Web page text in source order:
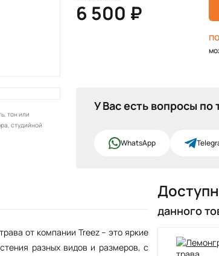
тон или
студийной
6 500 ₽
У Вас есть вопросы по
WhatsApp
от компании Treez – это яркие
разных видов и размеров, с
данного